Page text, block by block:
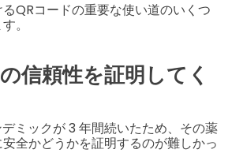
QRコードの重要な使い道のいくつ
。
信頼性を証明してく
ミックが 3 年間続いたため、その薬
全かどうかを証明するのが難しかっ